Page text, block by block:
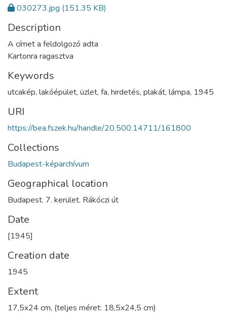
030273.jpg (151.35 KB)
Description
A címet a feldolgozó adta
Kartonra ragasztva
Keywords
utcakép, lakóépület, üzlet, fa, hirdetés, plakát, lámpa, 1945
URI
https://bea.fszek.hu/handle/20.500.14711/161800
Collections
Budapest-képarchívum
Geographical location
Budapest. 7. kerület. Rákóczi út
Date
[1945]
Creation date
1945
Extent
17,5x24 cm, (teljes méret: 18,5x24,5 cm)